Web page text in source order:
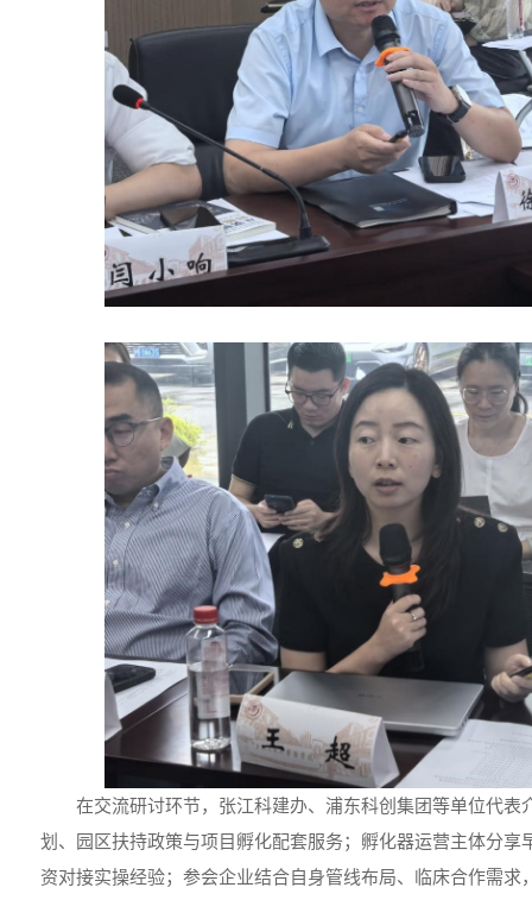
在交流研讨环节，张江科建办、浦东科创集团等单位代表
划、园区扶持政策与项目孵化配套服务；孵化器运营主体分享
资对接实操经验；参会企业结合自身管线布局、临床合作需求